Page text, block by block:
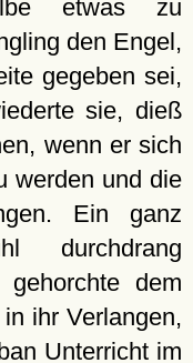
etwas zu
den Engel,
gegeben sei,
sie, dieß
wenn er sich
werden und die
Ein ganz
durchdrang
dem
ihr Verlangen,
Unterricht im